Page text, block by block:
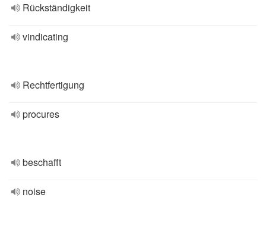
Rückständigkeit
vindicating
Rechtfertigung
procures
beschafft
noise